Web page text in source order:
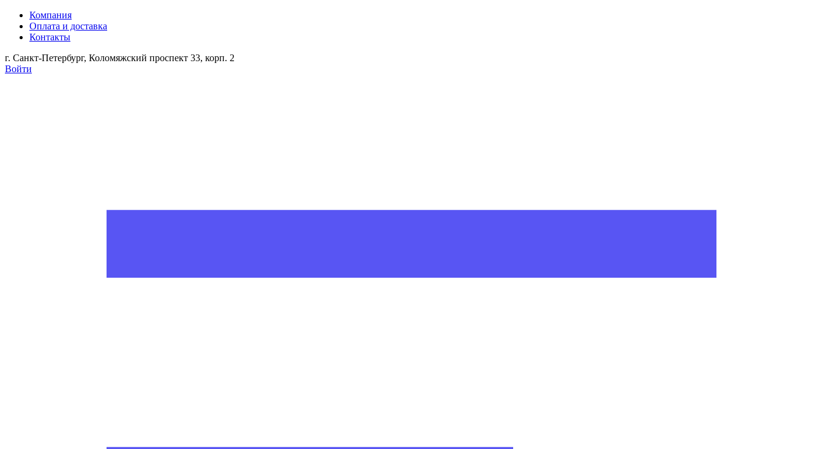
Компания
Оплата и доставка
Контакты
г. Санкт-Петербург, Коломяжский проспект 33, корп. 2
Войти